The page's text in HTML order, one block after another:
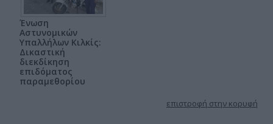
Ένωση
Αστυνομικών
Υπαλλήλων Κιλκίς:
Δικαστική
διεκδίκηση
επιδόματος
παραμεθορίου
επιστροφή στην κορυφή